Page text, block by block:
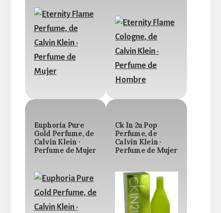
Euphoria Pure
Gold Perfume, de
Calvin Klein ·
Perfume de Mujer
Ck In 2u Pop
Perfume, de
Calvin Klein ·
Perfume de Mujer